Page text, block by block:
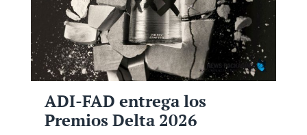
ADI-FAD entrega los
Premios Delta 2026